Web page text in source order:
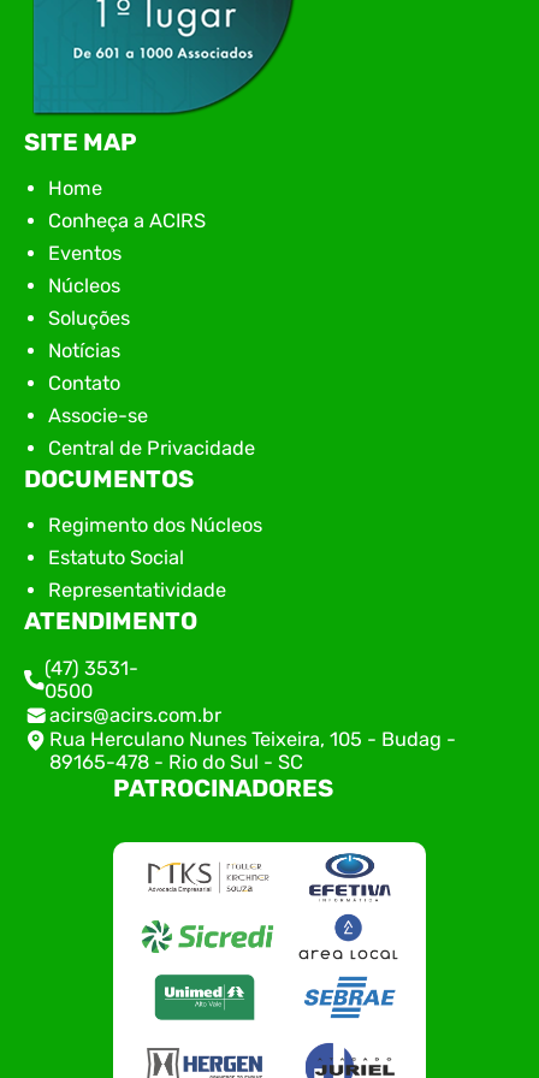
SITE MAP
Home
Conheça a ACIRS
Eventos
Núcleos
Soluções
Notícias
Contato
Associe-se
Central de Privacidade
DOCUMENTOS
Regimento dos Núcleos
Estatuto Social
Representatividade
ATENDIMENTO
(47) 3531-
0500
acirs@acirs.com.br
Rua Herculano Nunes Teixeira, 105 - Budag -
89165-478 - Rio do Sul - SC
PATROCINADORES